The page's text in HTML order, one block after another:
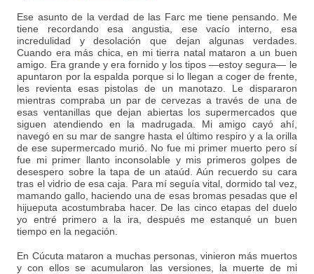
Ese asunto de la verdad de las Farc me tiene pensando. Me
tiene recordando esa angustia, ese vacío interno, esa
incredulidad y desolación que dejan algunas verdades.
Cuando era más chica, en mi tierra natal mataron a un buen
amigo. Era grande y era fornido y los tipos —estoy segura— le
apuntaron por la espalda porque si lo llegan a coger de frente,
les revienta esas pistolas de un manotazo. Le dispararon
mientras compraba un par de cervezas a través de una de
esas ventanillas que dejan abiertas los supermercados que
siguen atendiendo en la madrugada. Mi amigo cayó ahí,
navegó en su mar de sangre hasta el último respiro y a la orilla
de ese supermercado murió. No fue mi primer muerto pero sí
fue mi primer llanto inconsolable y mis primeros golpes de
desespero sobre la tapa de un ataúd. Aún recuerdo su cara
tras el vidrio de esa caja. Para mí seguía vital, dormido tal vez,
mamando gallo, haciendo una de esas bromas pesadas que el
hijueputa acostumbraba hacer. De las cinco etapas del duelo
yo entré primero a la ira, después me estanqué un buen
tiempo en la negación.
En Cúcuta mataron a muchas personas, vinieron más muertos
y con ellos se acumularon las versiones, la muerte de mi